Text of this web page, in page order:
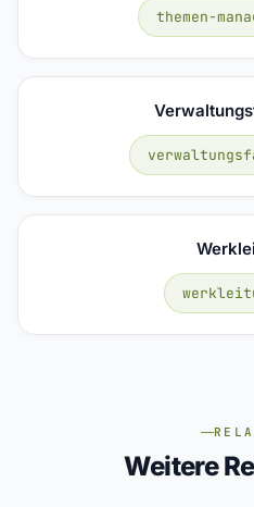
themen-
Weitere